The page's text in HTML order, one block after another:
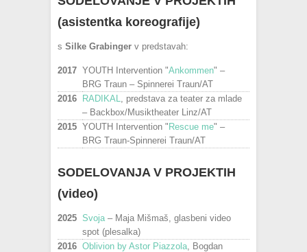
(asistentka koreografije)
s Silke Grabinger v predstavah:
2017 YOUTH Intervention "Ankommen" –
BRG Traun – Spinnerei Traun/AT
2016
RADIKAL
, predstava za teater za mlade
– Backbox/Musiktheater Linz/AT
2015 YOUTH Intervention " Rescue me" –
BRG Traun-Spinnerei Traun/AT
SODELOVANJA V PROJEKTIH
(video)
2025 Svoja – Maja Mišmaš, glasbeni video
spot (plesalka)
2016 Oblivion by Astor Piazzola , Bogdan